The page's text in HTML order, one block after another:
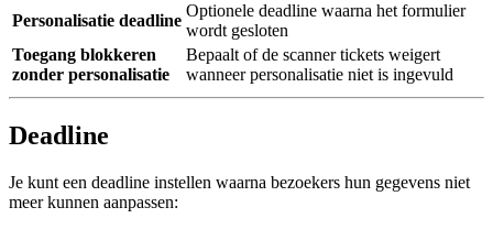
Personalisatie deadline
Optionele deadline waarna het formulier
wordt gesloten
Toegang blokkeren
zonder personalisatie
Bepaalt of de scanner tickets weigert
wanneer personalisatie niet is ingevuld
Deadline
Je kunt een deadline instellen waarna bezoekers hun gegevens niet
meer kunnen aanpassen: